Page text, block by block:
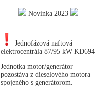
Novinka 2023
Jednofázová naftová
elektrocentrála 87/95 kW KD694
Jednotka motor/generátor
pozostáva z dieselového motora
spojeného s generátorom.